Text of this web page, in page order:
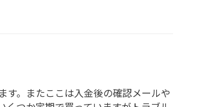
す。またここは入金後の確認メールや